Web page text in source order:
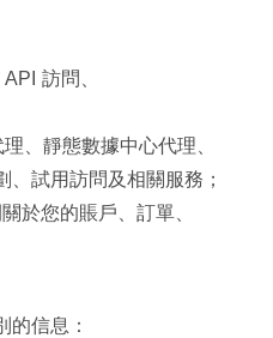
訪問、
、靜態數據中心代理、
試用訪問及相關服務；
於您的賬戶、訂單、
的信息：